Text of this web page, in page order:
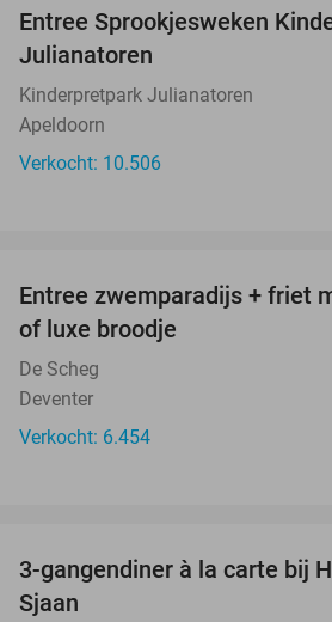
Entree Sprookjesweken
Julianatoren
Kinderpretpark Julianatoren
Apeldoorn
Verkocht: 10.506
Entree zwemparadijs + friet
of luxe broodje
De Scheg
Deventer
Verkocht: 6.454
3-gangendiner à la carte bij
Sjaan